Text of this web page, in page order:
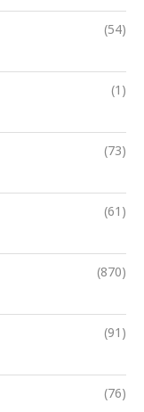
(54)
(1)
(73)
(61)
(870)
(91)
(76)